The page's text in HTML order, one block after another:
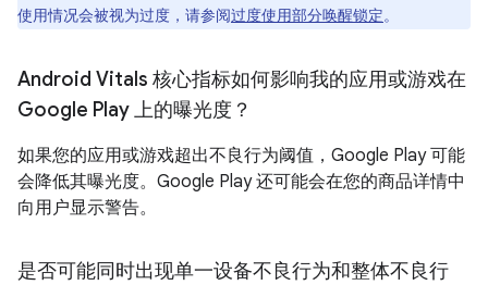
使用情况会被视为过度，请参阅过度使用部分唤醒锁定。
Android Vitals 核心指标如何影响我的应用或游戏在
Google Play 上的曝光度？
如果您的应用或游戏超出不良行为阈值，Google Play 可能
会降低其曝光度。Google Play 还可能会在您的商品详情中
向用户显示警告。
是否可能同时出现单一设备不良行为和整体不良行